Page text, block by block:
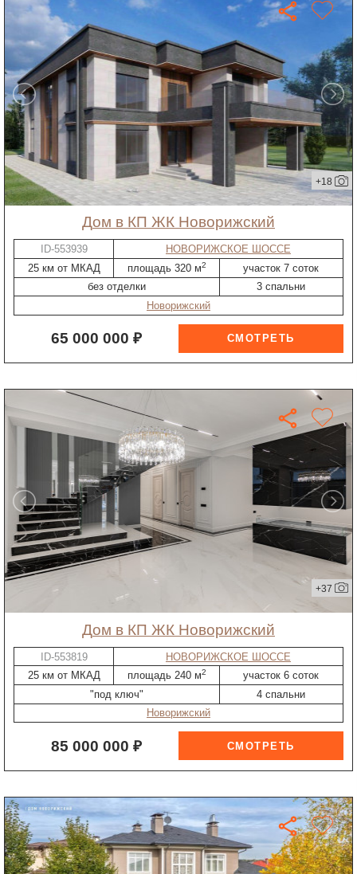
+18
дом в КП ЖК Новорижский
ID-553939
НОВОРИЖСКОЕ ШОССЕ
25 км от МКАД
площадь 320 м2
участок 7 соток
без отделки
3 спальни
Новорижский
65 000 000 ₽
+37
дом в КП ЖК Новорижский
ID-553819
НОВОРИЖСКОЕ ШОССЕ
25 км от МКАД
площадь 240 м2
участок 6 соток
"под ключ"
4 спальни
Новорижский
85 000 000 ₽